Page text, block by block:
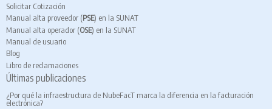
Solicitar Cotización
Manual alta proveedor (PSE) en la SUNAT
Manual alta operador (OSE) en la SUNAT
Manual de usuario
Blog
Libro de reclamaciones
Últimas publicaciones
¿Por qué la infraestructura de NubeFacT marca la diferencia en la facturación
electrónica?